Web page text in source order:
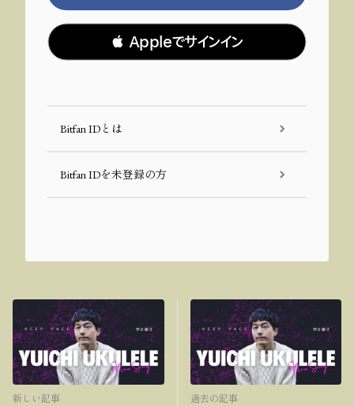
 Appleでサインイン
Bitfan IDとは
Bitfan IDを未登録の方
新しい記事 過去の記事